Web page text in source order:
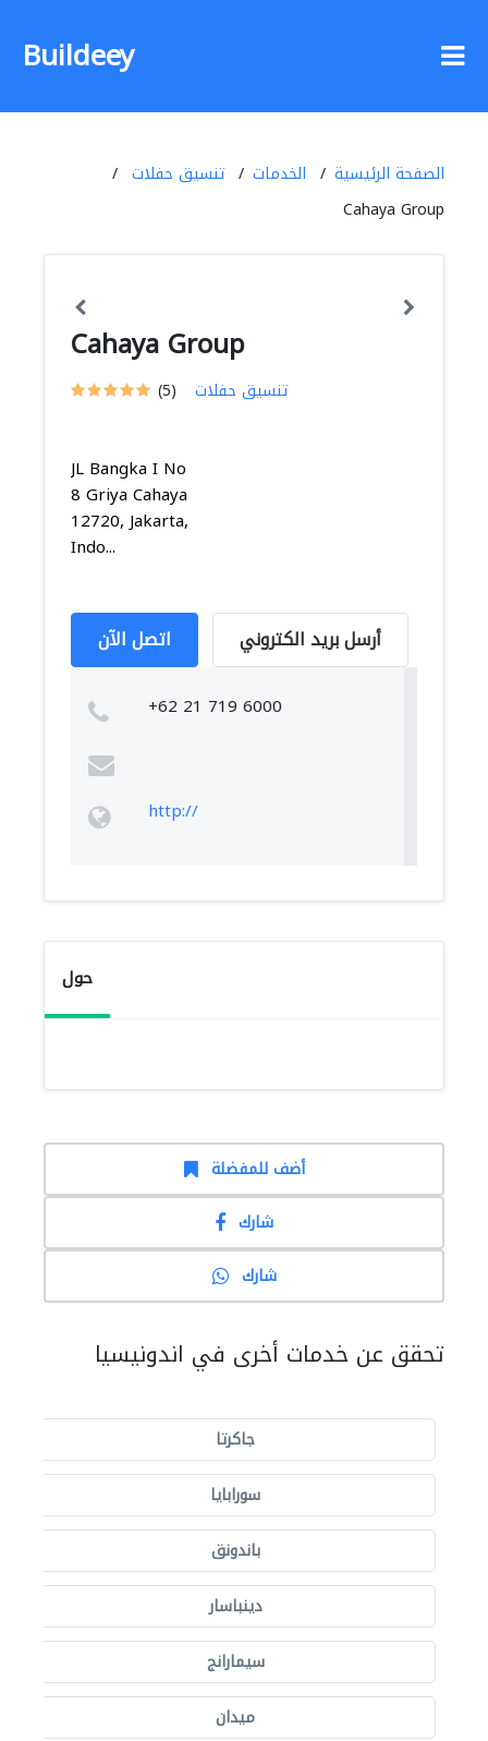
Buildeey
الصفحة الرئيسية الخدمات
تنسيق حفلات
Cahaya Group
Cahaya Group
(5) تنسيق حفلات
JL Bangka I No
8 Griya Cahaya
12720, Jakarta,
Indo...
اتصل الآن أرسل بريد الكتروني
+62 21 719 6000
http://
حول
أضف للمفضلة
شارك
شارك
تحقق عن خدمات أخرى في اندونيسيا
جاكرتا
سورابايا
باندونق
دينباسار
سيمارانج
ميدان